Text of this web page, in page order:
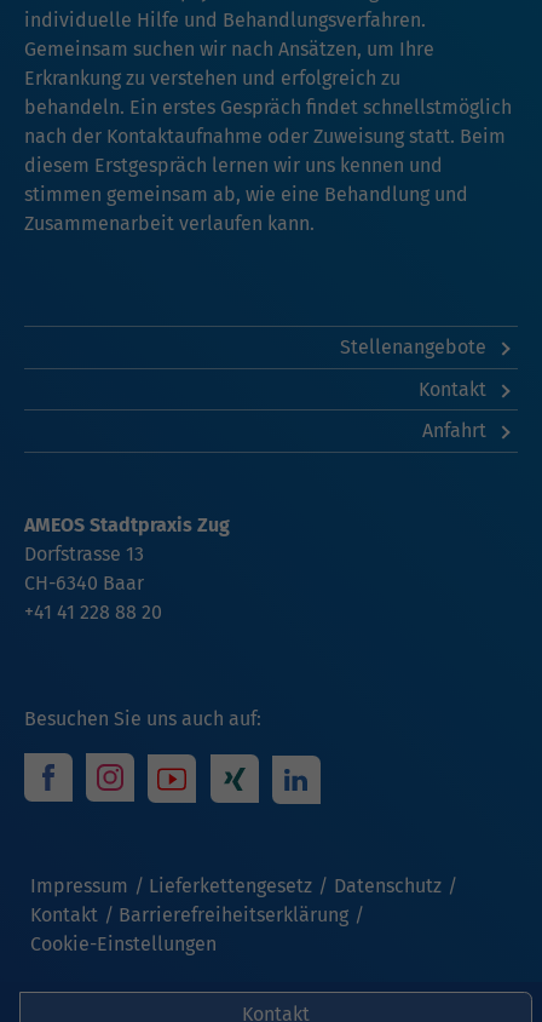
Kontakt
individuelle Hilfe und Behandlungsverfahren.
Gemeinsam suchen wir nach Ansätzen, um Ihre
Erkrankung zu verstehen und erfolgreich zu
behandeln. Ein erstes Gespräch findet schnellstmöglich
nach der Kontaktaufnahme oder Zuweisung statt. Beim
diesem Erstgespräch lernen wir uns kennen und
stimmen gemeinsam ab, wie eine Behandlung und
Zusammenarbeit verlaufen kann.
Stellenangebote
Kontakt
Anfahrt
Besuchen Sie uns auch auf:
Impressum Lieferkettengesetz
Datenschutz
Kontakt
Barrierefreiheitserklärung
Cookie-Einstellungen
AMEOS Stadtpraxis Zug
Dorfstrasse 13
CH-6340 Baar
+41 41 228 88 20